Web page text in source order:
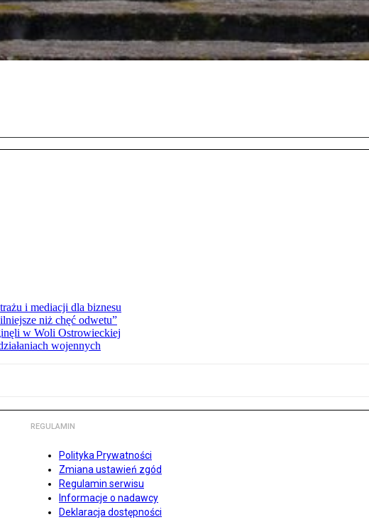
i mediacji dla biznesu
niż chęć odwetu”
w Woli Ostrowieckiej
wojennych
REGULAMIN
Polityka Prywatności
Zmiana ustawień zgód
Regulamin serwisu
Informacje o nadawcy
Deklaracja dostępności